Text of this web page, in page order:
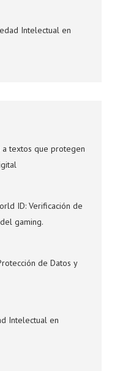
Intelectual en
textos que protegen
ID: Verificación de
gaming.
de Datos y
Intelectual en